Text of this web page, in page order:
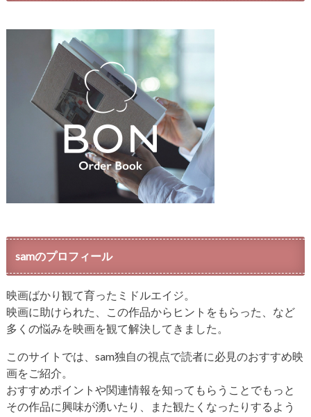
samのプロフィール
映画ばかり観て育ったミドルエイジ。
映画に助けられた、この作品からヒントをもらった、など
多くの悩みを映画を観て解決してきました。
このサイトでは、sam独自の視点で読者に必見のおすすめ映
画をご紹介。
おすすめポイントや関連情報を知ってもらうことでもっと
その作品に興味が湧いたり、また観たくなったりするよう